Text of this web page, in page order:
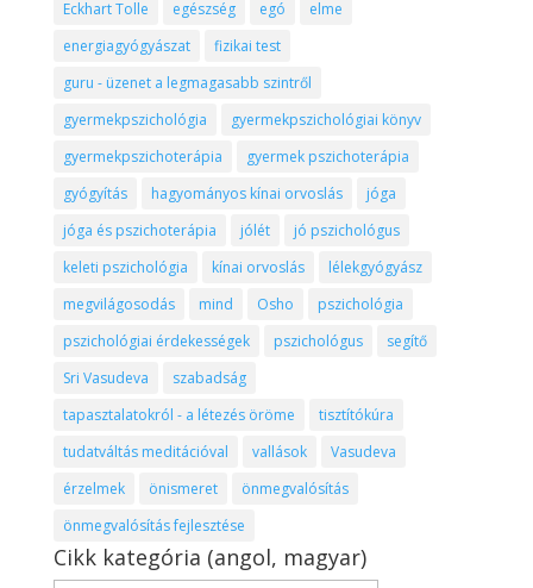
Eckhart Tolle
egészség egó
elme
energiagyógyászat
fizikai test
guru - üzenet a legmagasabb szintről
gyermekpszichológia
gyermekpszichológiai könyv
gyermekpszichoterápia
gyermek pszichoterápia
gyógyítás
hagyományos kínai orvoslás
jóga
jóga és pszichoterápia
jólét
jó pszichológus
keleti pszichológia
kínai orvoslás
lélekgyógyász
megvilágosodás
mind Osho
pszichológia
pszichológiai érdekességek
pszichológus
segítő
Sri Vasudeva
szabadság
tapasztalatokról - a létezés öröme
tisztítókúra
tudatváltás meditációval
vallások
Vasudeva
érzelmek
önismeret
önmegvalósítás
önmegvalósítás fejlesztése
Cikk kategória (angol, magyar)